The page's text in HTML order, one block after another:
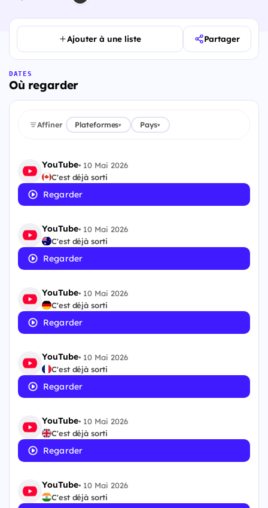
Ajouter à une liste Partager
DATES
Où regarder
Affiner Plateformes▾ Pays▾
YouTube• 10 Mai 2026
C'est déjà sorti
Regarder
YouTube• 10 Mai 2026
C'est déjà sorti
Regarder
YouTube• 10 Mai 2026
C'est déjà sorti
Regarder
YouTube• 10 Mai 2026
C'est déjà sorti
Regarder
YouTube• 10 Mai 2026
C'est déjà sorti
Regarder
YouTube• 10 Mai 2026
C'est déjà sorti